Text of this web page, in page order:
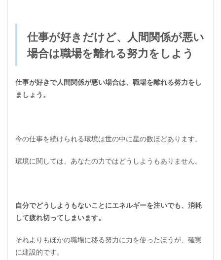
仕事が好きだけど、人間関係が悪い
場合は職場を離れる努力をしよう
仕事が好きで人間関係が悪い場合は、職場を離れる努力をし
ましょう。
今の仕事を続けられる環境は世の中に星の数ほどあります。
環境に関しては、あなたの力ではどうしようもありません。
自分でどうしようもないことにエネルギーを注いでも、消耗
して疲れ切ってしまいます。
それよりもほかの職場に移る努力に力を使ったほうが、確実
に建設的です。